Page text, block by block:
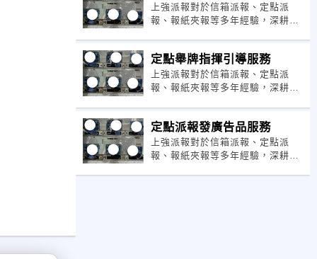
上強派報對於信箱派報、定點派
報、報紙夾報等多年經驗，深耕在
益大。
定點舉牌指揮引導服務
上強派報對於信箱派報、定點派
報、報紙夾報等多年經驗，深耕在
益大增。
定點派報發廣告品服務
上強派報對於信箱派報、定點派
報、報紙夾報等多年經驗，深耕在